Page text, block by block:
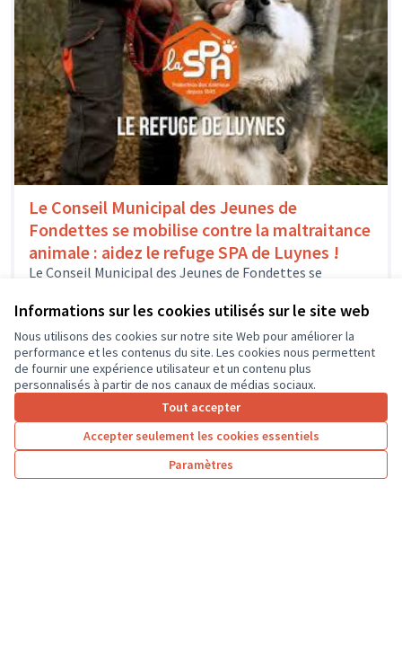
Informations sur les cookies utilisés sur le site web
Nous utilisons des cookies sur notre site Web pour améliorer la
performance et les contenus du site. Les cookies nous permettent
de fournir une expérience utilisateur et un contenu plus
personnalisés à partir de nos canaux de médias sociaux.
Tout accepter
Accepter seulement les cookies essentiels
Paramètres
Le Conseil Municipal des Jeunes de
Fondettes se mobilise contre la maltraitance
animale : aidez le refuge SPA de Luynes !
Le Conseil Municipal des Jeunes de Fondettes se
d’acheter du matériel...
Résultats par page : 50
3 … 7